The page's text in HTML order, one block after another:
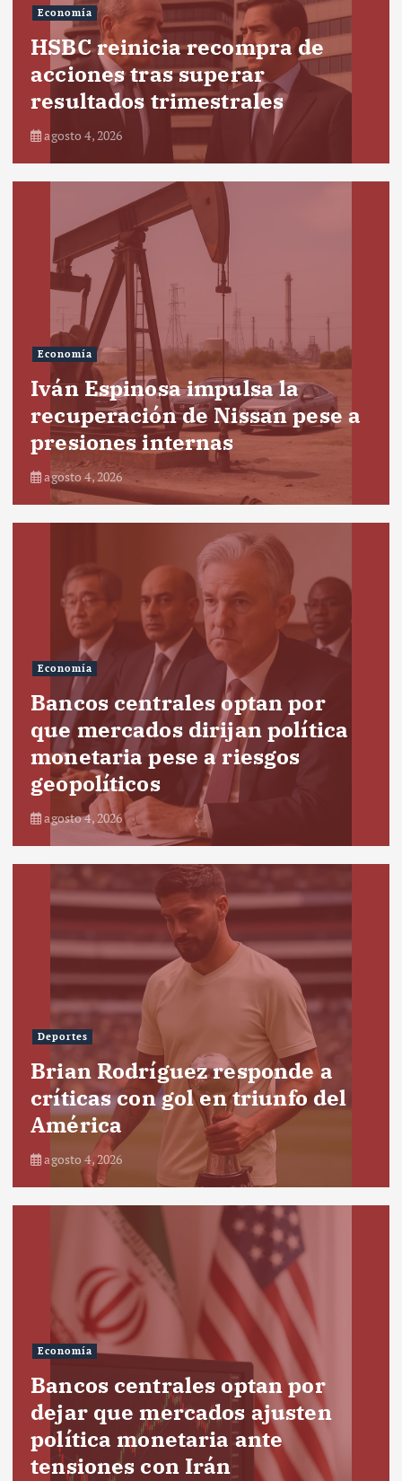
Economía
HSBC reinicia recompra de
acciones tras superar
resultados trimestrales
agosto 4, 2026
Economía
Iván Espinosa impulsa la
recuperación de Nissan pese a
presiones internas
agosto 4, 2026
Economía
Bancos centrales optan por
que mercados dirijan política
monetaria pese a riesgos
geopolíticos
agosto 4, 2026
Deportes
Brian Rodríguez responde a
críticas con gol en triunfo del
América
agosto 4, 2026
Economía
Bancos centrales optan por
dejar que mercados ajusten
política monetaria ante
tensiones con Irán